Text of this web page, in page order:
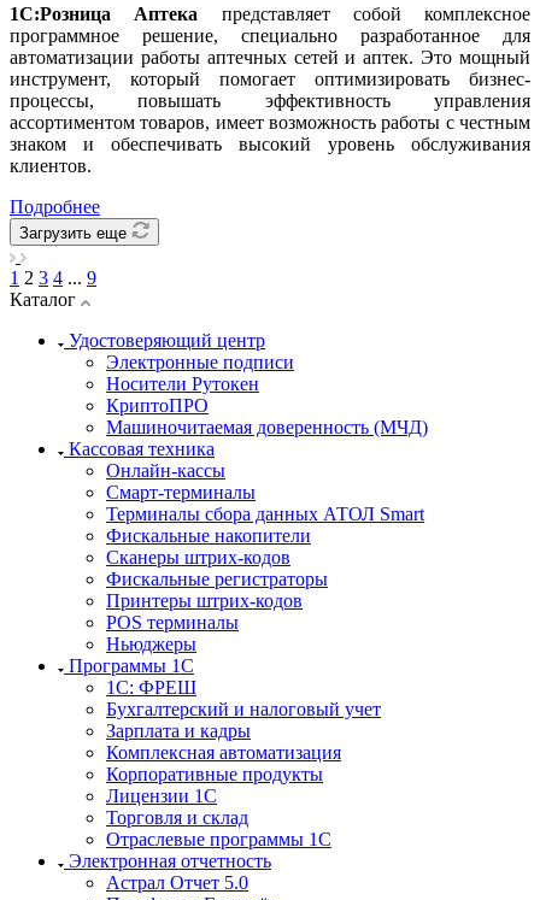
1С:Розница Аптека представляет собой комплексное
программное решение, специально разработанное для
автоматизации работы аптечных сетей и аптек. Это мощный
инструмент, который помогает оптимизировать бизнес-
процессы, повышать эффективность управления
ассортиментом товаров, имеет возможность работы с честным
знаком и обеспечивать высокий уровень обслуживания
клиентов.
Подробнее
Загрузить еще
1 2 3 4 ... 9
Каталог
Удостоверяющий центр
Электронные подписи
Носители Рутокен
КриптоПРО
Машиночитаемая доверенность (МЧД)
Кассовая техника
Онлайн-кассы
Смарт-терминалы
Терминалы сбора данных АТОЛ Smart
Фискальные накопители
Сканеры штрих-кодов
Фискальные регистраторы
Принтеры штрих-кодов
POS терминалы
Ньюджеры
Программы 1С
1C: ФРЕШ
Бухгалтерский и налоговый учет
Зарплата и кадры
Комплексная автоматизация
Корпоративные продукты
Лицензии 1С
Торговля и склад
Отраслевые программы 1С
Электронная отчетность
Астрал Отчет 5.0